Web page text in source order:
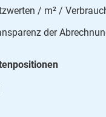
/ m² /
der